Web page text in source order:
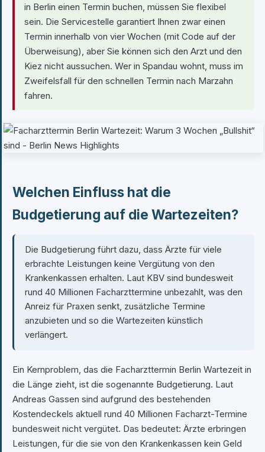
in Berlin einen Termin buchen, müssen Sie flexibel
sein. Die Servicestelle garantiert Ihnen zwar einen
Termin innerhalb von vier Wochen (mit Code auf der
Überweisung), aber Sie können sich den Arzt und den
Kiez nicht aussuchen. Wer in Spandau wohnt, muss im
Zweifelsfall für den schnellen Termin nach Marzahn
fahren.
Welchen Einfluss hat die
Budgetierung auf die Wartezeiten?
Die Budgetierung führt dazu, dass Ärzte für viele
erbrachte Leistungen keine Vergütung von den
Krankenkassen erhalten. Laut KBV sind bundesweit
rund 40 Millionen Facharzttermine unbezahlt, was den
Anreiz für Praxen senkt, zusätzliche Termine
anzubieten und so die Wartezeiten künstlich
verlängert.
Ein Kernproblem, das die Facharzttermin Berlin Wartezeit in
die Länge zieht, ist die sogenannte Budgetierung. Laut
Andreas Gassen sind aufgrund des bestehenden
Kostendeckels aktuell rund 40 Millionen Facharzt-Termine
bundesweit nicht vergütet. Das bedeutet: Ärzte erbringen
Leistungen, für die sie von den Krankenkassen kein Geld